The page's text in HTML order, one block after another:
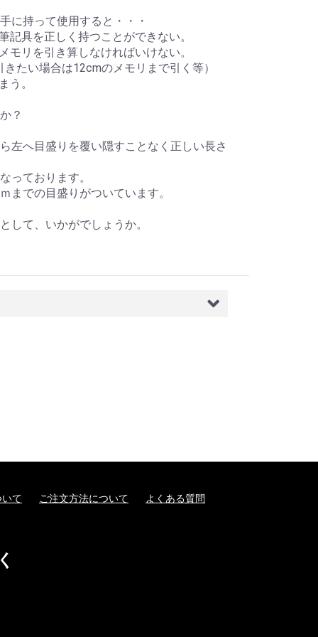
に持って使用すると・・・
記具を正しく持つことができない。
モリを引き算しなければいけない。
たい場合は12cmのメモリまで引く等）
う。
？
左へ目盛りを覆い隠すことなく正しい長さ
っております。
までの目盛りがついています。
して、いかがでしょうか。
て ご注文方法について よくある質問